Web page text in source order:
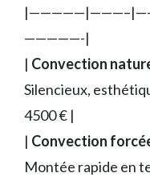
—————-|
| Convection
Silencieux,
4500 € |
| Convection
Montée rapide en